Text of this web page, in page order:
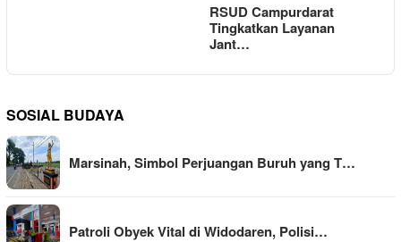
RSUD Campurdarat
Tingkatkan Layanan
Jant…
SOSIAL BUDAYA
Marsinah, Simbol Perjuangan Buruh yang T…
Patroli Obyek Vital di Widodaren, Polisi…